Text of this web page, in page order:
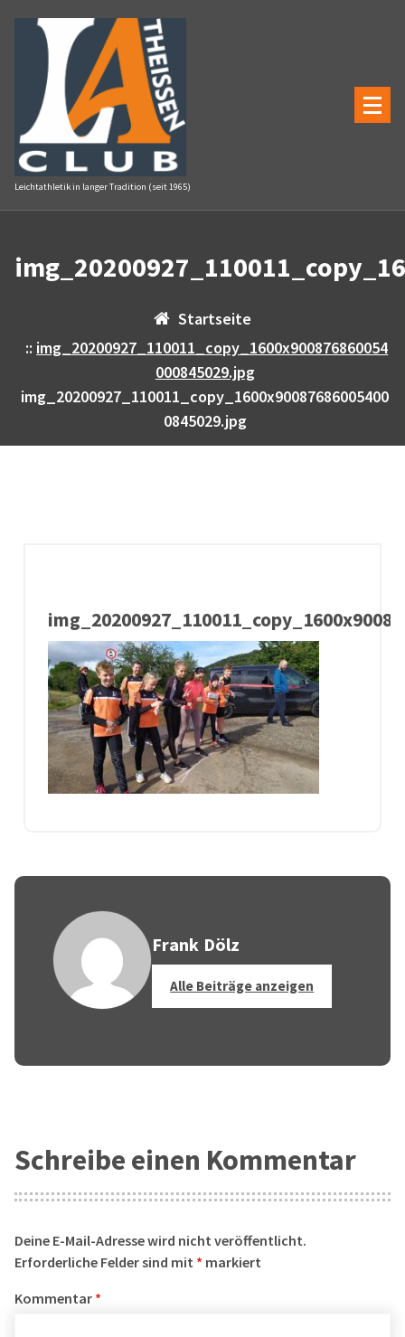
Inhalt
springen
Leichtathletik in langer Tradition (seit 1965)
Startseite
:: img_20200927_110011_copy_1600x900876860054
000845029.jpg
img_20200927_110011_copy_1600x90087686005400
0845029.jpg
Frank Dölz
Alle Beiträge anzeigen
Schreibe einen Kommentar
Deine E-Mail-Adresse wird nicht veröffentlicht.
Erforderliche Felder sind mit * markiert
Kommentar *